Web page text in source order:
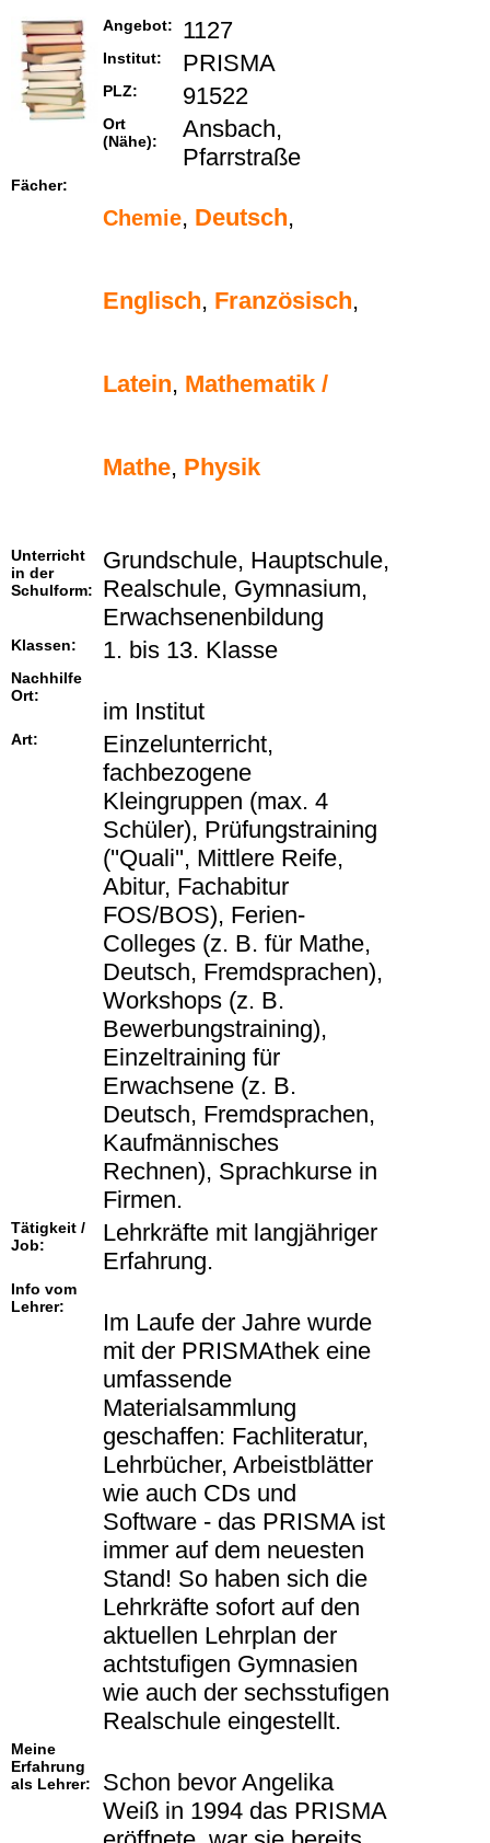
Angebot: 1127
Institut: PRISMA
PLZ: 91522
Ort
(Nähe):
Ansbach,
Pfarrstraße
Fächer:
Chemie, Deutsch,
Englisch, Französisch,
Latein, Mathematik /
Mathe, Physik
Unterricht
in der
Schulform:
Grundschule, Hauptschule,
Realschule, Gymnasium,
Erwachsenenbildung
Klassen: 1. bis 13. Klasse
Nachhilfe
Ort:
im Institut
Art:
Einzelunterricht,
fachbezogene
Kleingruppen (max. 4
Schüler), Prüfungstraining
(''Quali'', Mittlere Reife,
Abitur, Fachabitur
FOS/BOS), Ferien-
Colleges (z. B. für Mathe,
Deutsch, Fremdsprachen),
Workshops (z. B.
Bewerbungstraining),
Einzeltraining für
Erwachsene (z. B.
Deutsch, Fremdsprachen,
Kaufmännisches
Rechnen), Sprachkurse in
Firmen.
Tätigkeit /
Job:
Lehrkräfte mit langjähriger
Erfahrung.
Info vom
Lehrer:
Im Laufe der Jahre wurde
mit der PRISMAthek eine
umfassende
Materialsammlung
geschaffen: Fachliteratur,
Lehrbücher, Arbeistblätter
wie auch CDs und
Software - das PRISMA ist
immer auf dem neuesten
Stand! So haben sich die
Lehrkräfte sofort auf den
aktuellen Lehrplan der
achtstufigen Gymnasien
wie auch der sechsstufigen
Realschule eingestellt.
Meine
Erfahrung
als Lehrer:
Schon bevor Angelika
Weiß in 1994 das PRISMA